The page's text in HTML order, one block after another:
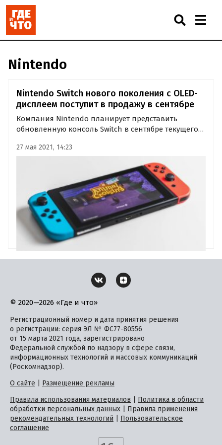
Nintendo
Nintendo Switch нового поколения с OLED-
дисплеем поступит в продажу в сентябре
Компания Nintendo планирует представить
обновленную консоль Switch в сентябре текущего
ссылкой на собственные источники.
27 мая 2021, 14:23
© 2020—2026 «Где и что»
Регистрационный номер и дата принятия решения
о регистрации: серия ЭЛ № ФС77-80556
от 15 марта 2021 года, зарегистрировано
Федеральной службой по надзору в сфере связи,
информационных технологий и массовых коммуникаций
(Роскомнадзор).
О сайте
Размещение рекламы
Правила использования материалов
Политика в области
обработки персональных данных
Правила применения
рекомендательных технологий
Пользовательское
соглашение